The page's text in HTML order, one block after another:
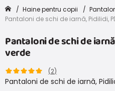
Haine pentru copii
Pantaloni de schi de iarnă, Pidilidi,
Pantaloni de schi de
verde
(2)
Pantaloni de schi de iarnă,